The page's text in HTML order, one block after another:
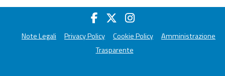
Note Legali Privacy Policy Cookie Policy
Amministrazione
Trasparente